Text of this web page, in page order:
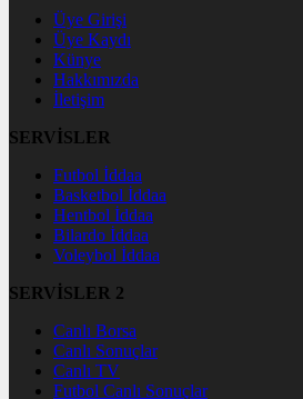
Üye Girişi
Üye Kaydı
Künye
Hakkımızda
İletişim
SERVİSLER
Futbol İddaa
Basketbol İddaa
Hentbol İddaa
Bilardo İddaa
Voleybol İddaa
SERVİSLER 2
Canlı Borsa
Canlı Sonuçlar
Canlı TV
Futbol Canlı Sonuçlar